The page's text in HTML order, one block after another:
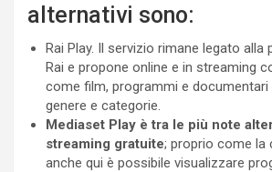
alternativi sono:
Rai Play. Il servizio rimane legato alla
Rai e propone online e in streaming
come film, programmi e documentari
genere e categorie.
Mediaset Play è tra le più note
streaming gratuite; proprio come la
anche qui è possibile visualizzare